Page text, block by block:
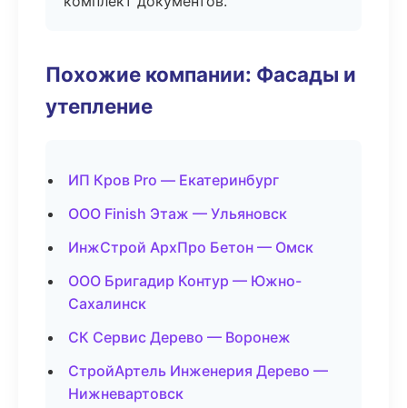
Похожие компании: Фасады и
утепление
ИП Кров Pro — Екатеринбург
ООО Finish Этаж — Ульяновск
ИнжСтрой АрхПро Бетон — Омск
ООО Бригадир Контур — Южно-
Сахалинск
СК Сервис Дерево — Воронеж
СтройАртель Инженерия Дерево —
Нижневартовск